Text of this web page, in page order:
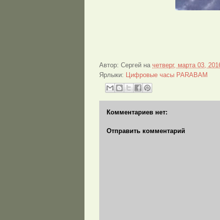
Автор: Сергей на четверг, марта 03,
Ярлыки: Цифровые часы PARABAM
Комментариев нет:
Отправить комментарий